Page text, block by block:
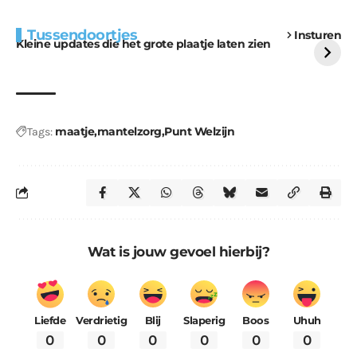
Tussendoortjes Insturen
Kleine updates die het grote plaatje laten zien
voor kabouters
uitdaging
Tags: maatjemantelzorg Punt Welzijn
Wat is jouw gevoel hierbij?
Liefde
0
Verdrietig
0
Blij
0
Slaperig
0
Boos
0
Uhuh
0